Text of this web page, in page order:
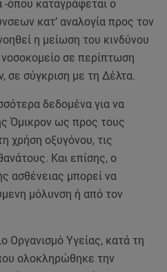
-όπου καταγράφεται ο
κατ’ αναλογία προς τον
η μείωση του κινδύνου
σε περίπτωση
σε σύγκριση με τη Δέλτα.
δεδομένα για να
Όμικρον ως προς τους
χρήση οξυγόνου, τις
Και επίσης, ο
ασθένειας μπορεί να
μόλυνση ή από τον
Οργανισμό Υγείας, κατά τη
ολοκληρώθηκε την